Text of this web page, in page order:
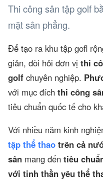
Thi công sân tập golf
mặt sân phẳng.
Để tạo ra khu tập gofl
giản, đòi hỏi đơn vị thi
golf chuyên nghiệp.
với mục đích thi công
tiêu chuẩn quốc tế cho
Với nhiều năm kinh
tập thể thao trên cả
sân mang đến tiêu
với tinh thần yêu thể